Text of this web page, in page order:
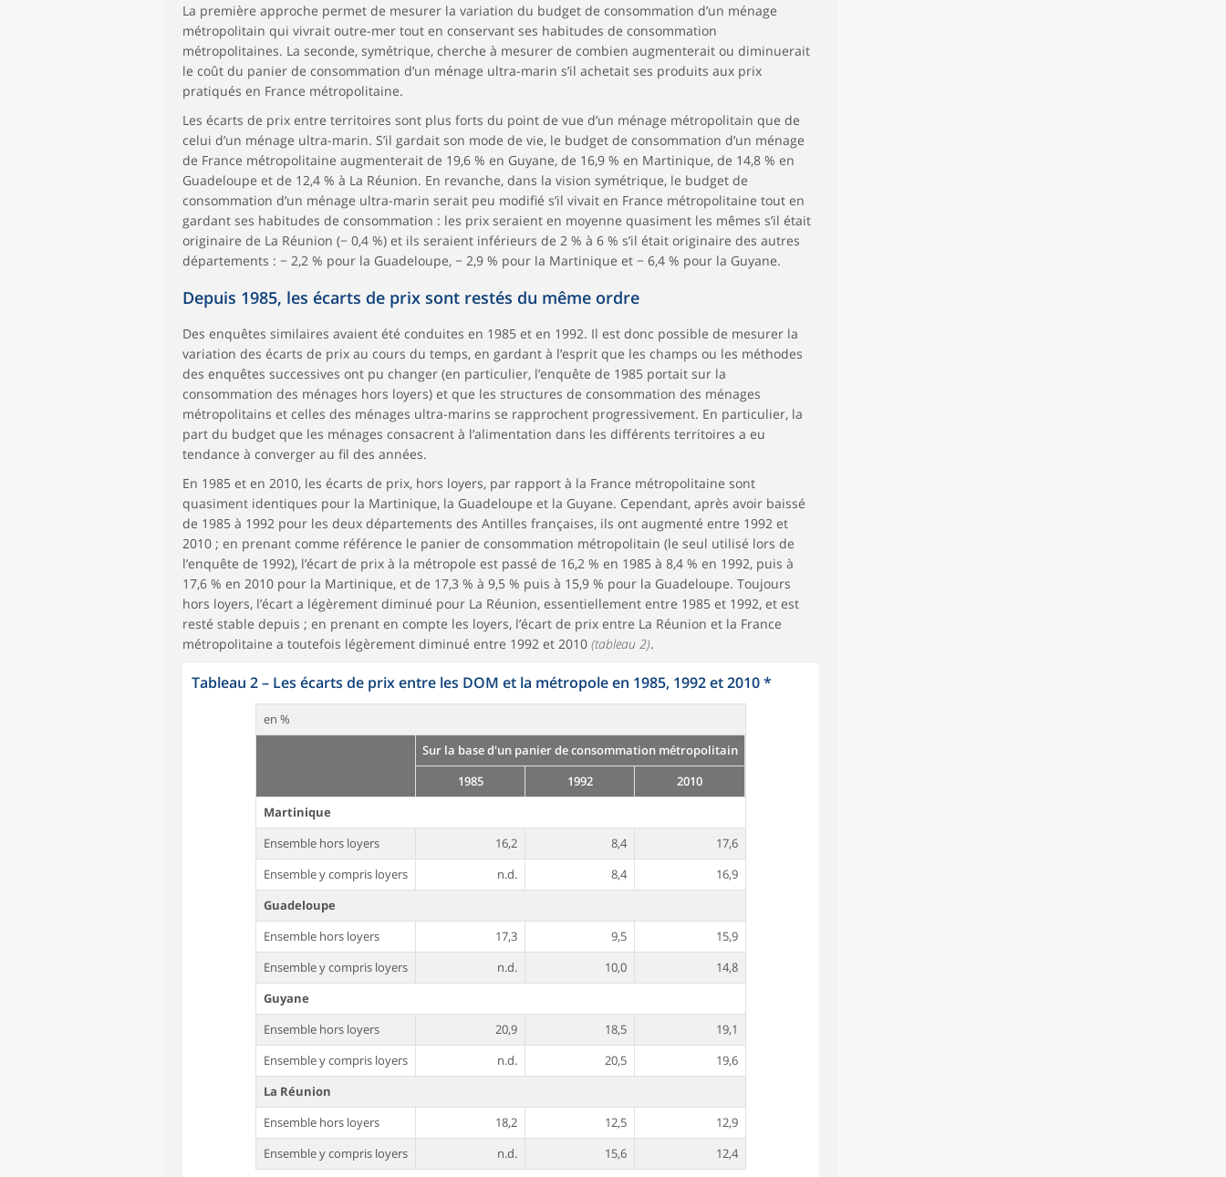
La première approche permet de mesurer la variation du budget de consommation d’un ménage
métropolitain qui vivrait outre-mer tout en conservant ses habitudes de consommation
métropolitaines. La seconde, symétrique, cherche à mesurer de combien augmenterait ou diminuerait
le coût du panier de consommation d’un ménage ultra-marin s’il achetait ses produits aux prix
pratiqués en France métropolitaine.
Les écarts de prix entre territoires sont plus forts du point de vue d’un ménage métropolitain que de
celui d’un ménage ultra-marin. S’il gardait son mode de vie, le budget de consommation d’un ménage
de France métropolitaine augmenterait de 19,6 % en Guyane, de 16,9 % en Martinique, de 14,8 % en
Guadeloupe et de 12,4 % à La Réunion. En revanche, dans la vision symétrique, le budget de
consommation d’un ménage ultra-marin serait peu modifié s’il vivait en France métropolitaine tout en
gardant ses habitudes de consommation : les prix seraient en moyenne quasiment les mêmes s’il était
originaire de La Réunion (− 0,4 %) et ils seraient inférieurs de 2 % à 6 % s’il était originaire des autres
départements : − 2,2 % pour la Guadeloupe, − 2,9 % pour la Martinique et − 6,4 % pour la Guyane.
Depuis 1985, les écarts de prix sont restés du même ordre
Des enquêtes similaires avaient été conduites en 1985 et en 1992. Il est donc possible de mesurer la
variation des écarts de prix au cours du temps, en gardant à l’esprit que les champs ou les méthodes
des enquêtes successives ont pu changer (en particulier, l’enquête de 1985 portait sur la
consommation des ménages hors loyers) et que les structures de consommation des ménages
métropolitains et celles des ménages ultra-marins se rapprochent progressivement. En particulier, la
part du budget que les ménages consacrent à l’alimentation dans les différents territoires a eu
tendance à converger au fil des années.
En 1985 et en 2010, les écarts de prix, hors loyers, par rapport à la France métropolitaine sont
quasiment identiques pour la Martinique, la Guadeloupe et la Guyane. Cependant, après avoir baissé
de 1985 à 1992 pour les deux départements des Antilles françaises, ils ont augmenté entre 1992 et
2010 ; en prenant comme référence le panier de consommation métropolitain (le seul utilisé lors de
l’enquête de 1992), l’écart de prix à la métropole est passé de 16,2 % en 1985 à 8,4 % en 1992, puis à
17,6 % en 2010 pour la Martinique, et de 17,3 % à 9,5 % puis à 15,9 % pour la Guadeloupe. Toujours
hors loyers, l’écart a légèrement diminué pour La Réunion, essentiellement entre 1985 et 1992, et est
resté stable depuis ; en prenant en compte les loyers, l’écart de prix entre La Réunion et la France
métropolitaine a toutefois légèrement diminué entre 1992 et 2010 (tableau 2).
Tableau 2– Les écarts de prix entre les DOM et la métropole en 1985, 1992 et 2010 *
en %
Sur la base d'un panier de consommation métropolitain
1985
1992
2010
Martinique
Ensemble hors loyers
16,2 8,4
17,6
Ensemble y compris loyers
n.d. 8,4
16,9
Guadeloupe
Ensemble hors loyers
17,3 9,5
15,9
Ensemble y compris loyers
n.d. 10,0
14,8
Guyane
Ensemble hors loyers
20,9 18,5
19,1
Ensemble y compris loyers
n.d. 20,5
19,6
La Réunion
Ensemble hors loyers
18,2 12,5
12,9
Ensemble y compris loyers
n.d. 15,6
12,4